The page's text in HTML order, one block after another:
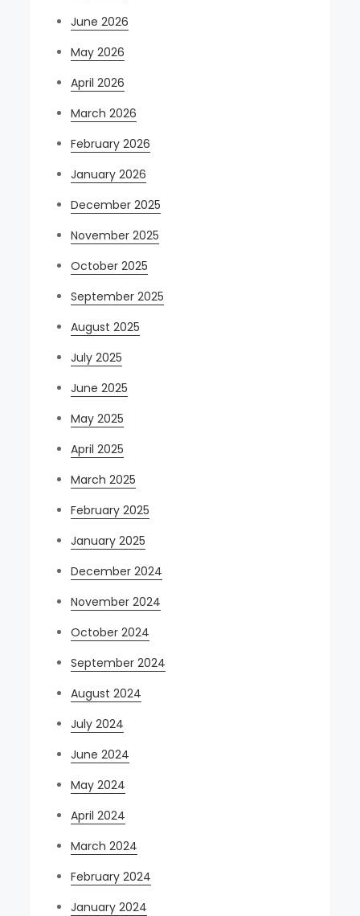
June 2026
May 2026
April 2026
March 2026
February 2026
January 2026
December 2025
November 2025
October 2025
September 2025
August 2025
July 2025
June 2025
May 2025
April 2025
March 2025
February 2025
January 2025
December 2024
November 2024
October 2024
September 2024
August 2024
July 2024
June 2024
May 2024
April 2024
March 2024
February 2024
January 2024